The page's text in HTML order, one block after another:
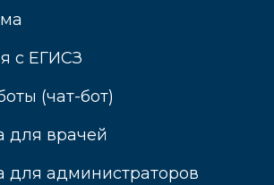
с ЕГИСЗ
(чат-бот)
для врачей
для администраторов